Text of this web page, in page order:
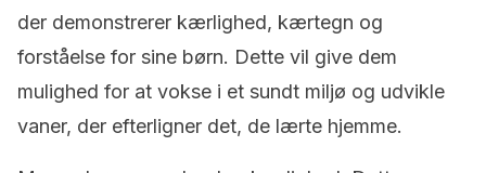
der demonstrerer kærlighed, kærtegn og
forståelse for sine børn. Dette vil give dem
mulighed for at vokse i et sundt miljø og udvikle
vaner, der efterligner det, de lærte hjemme.